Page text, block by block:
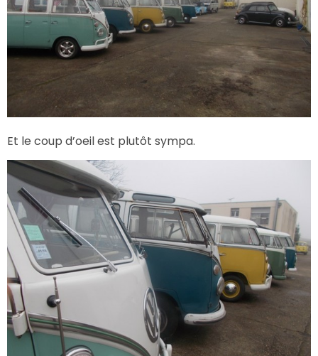
Et le coup d’oeil est plutôt sympa.